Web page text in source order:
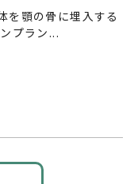
を顎の骨に埋入する
プラン...